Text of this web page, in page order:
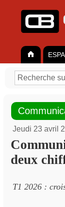
Jeudi 23 avril
deux
T1 2026 :